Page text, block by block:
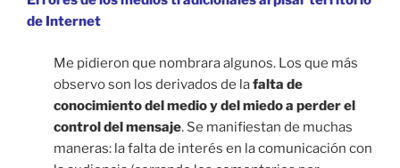
de Internet
Me pidieron que nombrara algunos. Los que más
observo son los derivados de lafalta de
conocimiento del medio y del miedo a perder el
control del mensaje. Se manifiestan de muchas
maneras: la falta de interés en la comunicación con